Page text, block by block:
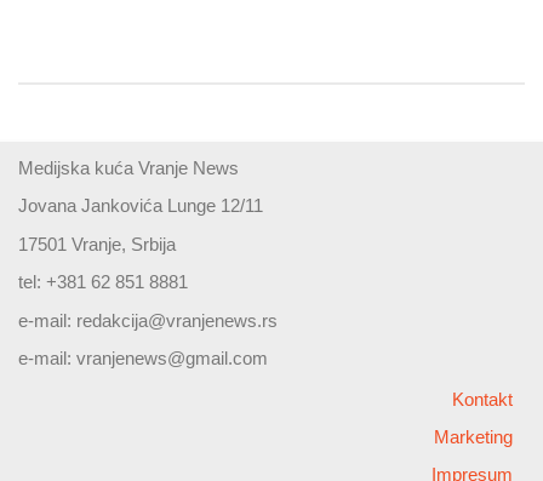
Medijska kuća Vranje News
Jovana Jankovića Lunge 12/11
17501 Vranje, Srbija
tel: +381 62 851 8881
e-mail: redakcija@vranjenews.rs
e-mail: vranjenews@gmail.com
Kontakt
Marketing
Impresum